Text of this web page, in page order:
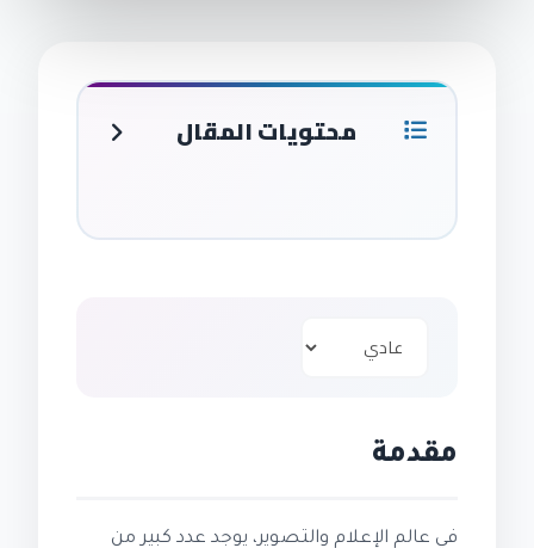
محتويات المقال
مقدمة
في عالم الإعلام والتصوير، يوجد عدد كبير من